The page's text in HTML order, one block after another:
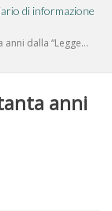
di informazione
dalla “Legge...
anni